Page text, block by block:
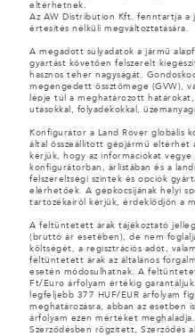
eltérhetnek.
Az AW Distribution Kft. fenntartja a
értesítés nélküli megváltoztatására.
A megadott súlyadatok a jármű
gyártást követően felszerelt
hasznos teher nagyságát.
megengedett össztömege (GVW),
lépje túl a meghatározott
utasokkal, folyadékokkal,
Konfigurátor a Land Rover globális
által összeállított gépjármű eltérhet
kérjük, hogy az információkat
konfigurátorban, árlistában és a
felszereltségi szintek és opciók
elérhetőek. A gépkocsijának helyi
tartozékairól kérjük, érdeklődjön a
A feltüntetett árak tájékoztató
(bruttó ár esetében), de nem
költségét, a regisztrációs adót,
feltüntetett árak az általános
esetén módosulhatnak. A
Ft/Euro árfolyam értékig
legfeljebb 377 HUF/EUR árfolyam
meghatározásra, abban az esetben
árfolyam ezen mértéket
Szerződésben rögzített, Szerződés